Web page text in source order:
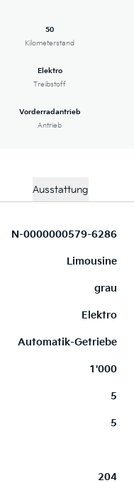
50
Kilometerstand
Elektro
Treibstoff
Vorderradantrieb
Antrieb
Ausstattung
N-0000000579-6286
Limousine
grau
Elektro
Automatik-Getriebe
1'000
5
5
204